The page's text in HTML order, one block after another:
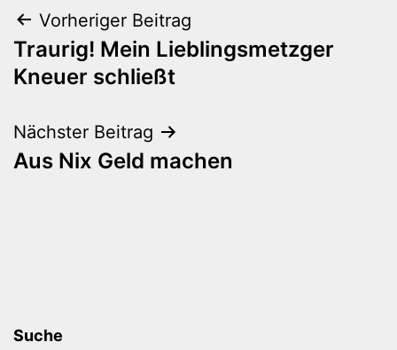
Beitragsnavigation
Vorheriger Beitrag
Traurig! Mein Lieblingsmetzger
Kneuer schließt
Nächster Beitrag
Aus Nix Geld machen
Suche